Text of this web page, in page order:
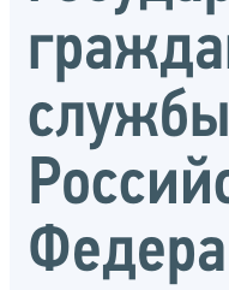
службы